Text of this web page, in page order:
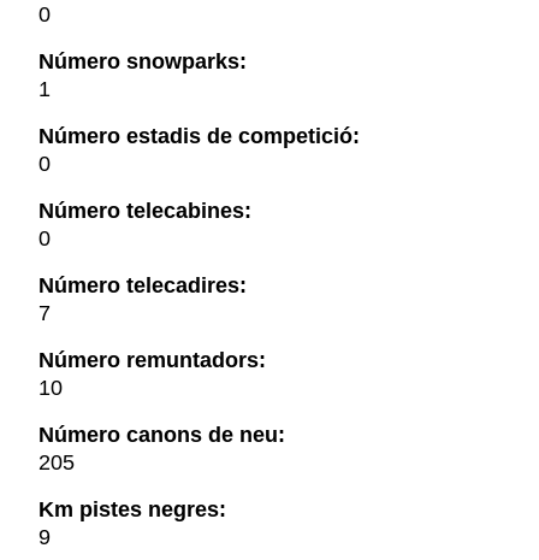
0
Número snowparks:
1
Número estadis de competició:
0
Número telecabines:
0
Número telecadires:
7
Número remuntadors:
10
Número canons de neu:
205
Km pistes negres:
9